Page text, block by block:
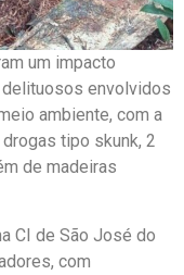
um impacto
envolvidos
ambiente, com a
tipo skunk, 2
de madeiras
CI de São José do
com